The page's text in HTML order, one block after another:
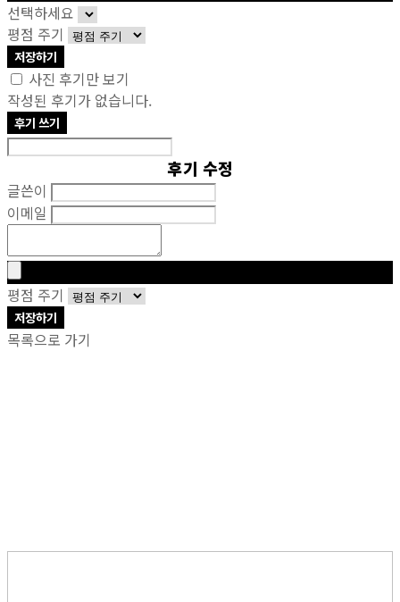
선택하세요
평점 주기
저장하기
사진 후기만 보기
작성된 후기가 없습니다.
후기 쓰기
후기 수정
글쓴이
이메일
평점 주기
저장하기
목록으로 가기